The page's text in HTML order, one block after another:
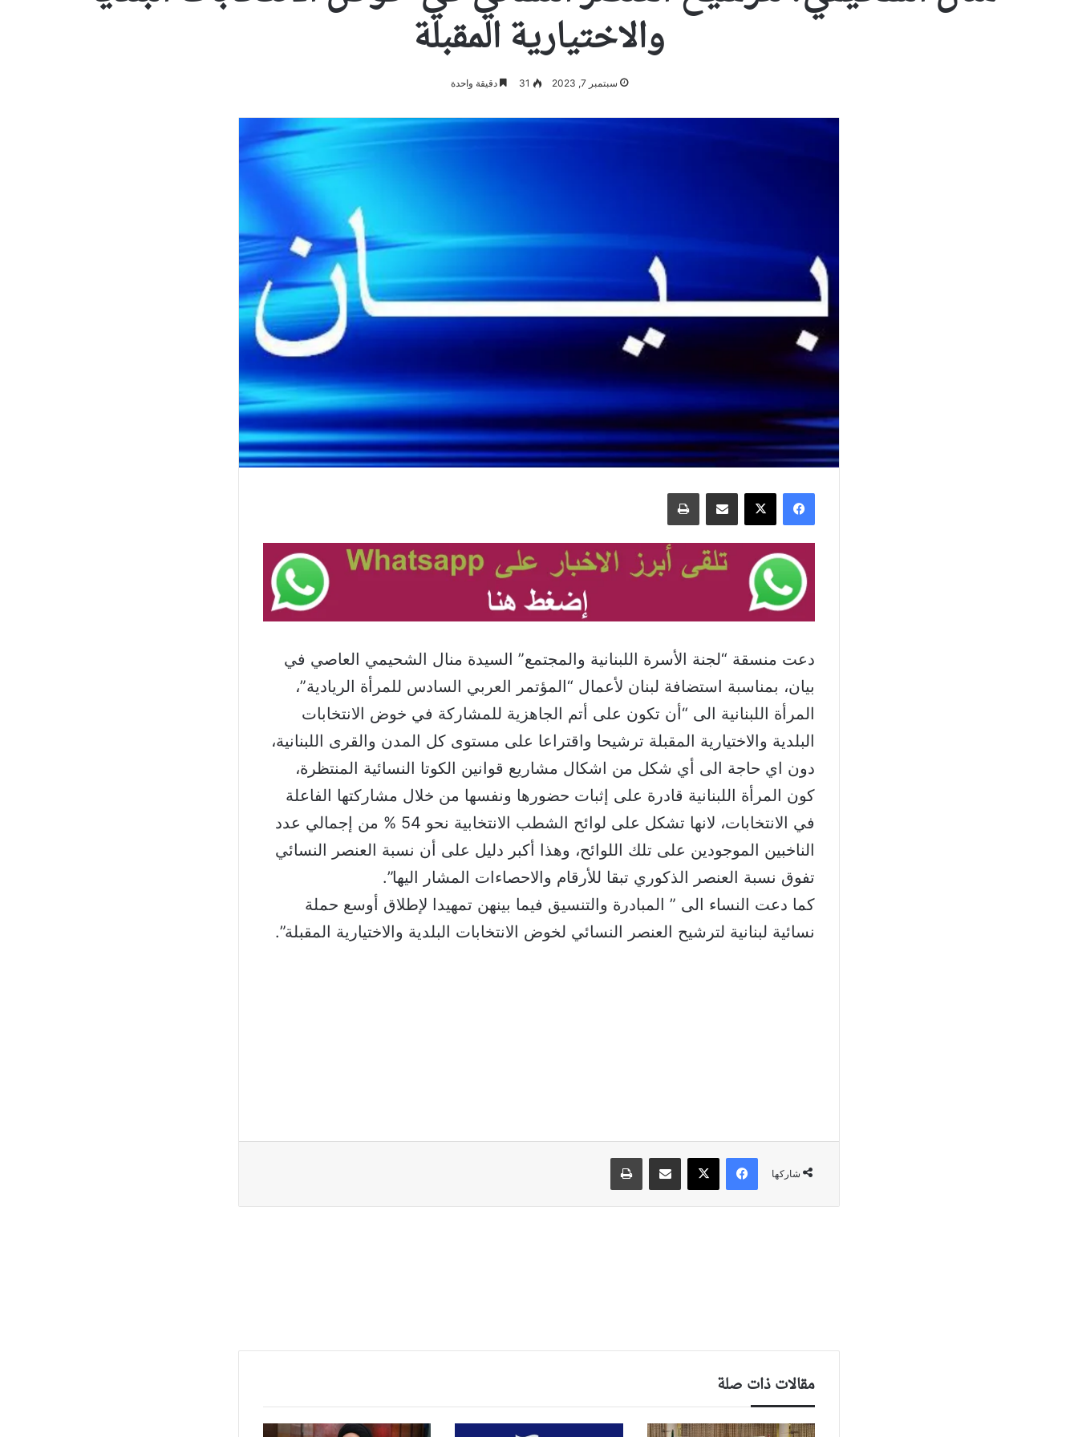
والاختيارية المقبلة
سبتمبر 7, 2023 31 دقيقة واحدة
فيسبوك ‫X مشاركة عبر البريد طباعة
دعت منسقة “لجنة الأسرة اللبنانية والمجتمع” السيدة منال الشحيمي العاصي في
بيان، بمناسبة استضافة لبنان لأعمال “المؤتمر العربي السادس للمرأة الريادية”،
المرأة اللبنانية الى “أن تكون على أتم الجاهزية للمشاركة في خوض الانتخابات
البلدية والاختيارية المقبلة ترشيحا واقتراعا على مستوى كل المدن والقرى اللبنانية،
دون اي حاجة الى أي شكل من اشكال مشاريع قوانين الكوتا النسائية المنتظرة،
كون المرأة اللبنانية قادرة على إثبات حضورها ونفسها من خلال مشاركتها الفاعلة
في الانتخابات، لانها تشكل على لوائح الشطب الانتخابية نحو 54 % من إجمالي عدد
الناخبين الموجودين على تلك اللوائح، وهذا أكبر دليل على أن نسبة العنصر النسائي
تفوق نسبة العنصر الذكوري تبقا للأرقام والاحصاءات المشار اليها”.
كما دعت النساء الى ” المبادرة والتنسيق فيما بينهن تمهيدا لإطلاق أوسع حملة
نسائية لبنانية لترشيح العنصر النسائي لخوض الانتخابات البلدية والاختيارية المقبلة”.
شاركها
فيسبوك ‫X مشاركة عبر البريد طباعة
مقالات ذات صلة